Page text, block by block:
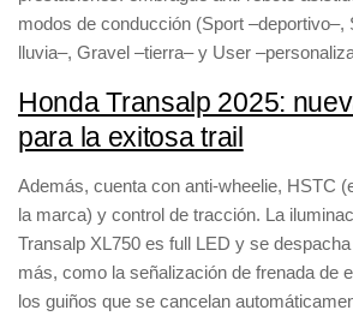
modos de conducción (Sport –deportivo–,
lluvia–, Gravel –tierra– y User
Honda Transalp 2025:
para la exitosa trail
Además, cuenta con anti-wheelie, HSTC
la marca) y control de tracción. La
Transalp XL750 es full LED y se
más, como la señalización de frenada de
los guiños que se cancelan